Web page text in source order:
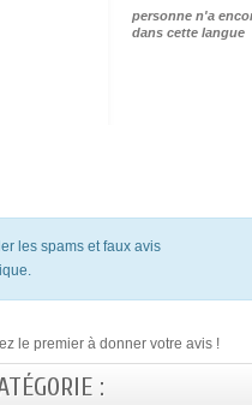
personne n'a
dans cette langue
les spams et faux avis
le premier à donner votre avis !
: